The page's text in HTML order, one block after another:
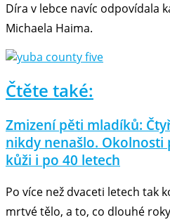
Díra v lebce navíc odpovídala
Michaela Haima.
Čtěte také:
Zmizení pěti mladíků:
nikdy nenašlo.
kůži i po 40 letech
Po více než dvaceti letech tak
mrtvé tělo, a to, co dlouhé